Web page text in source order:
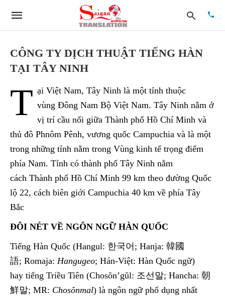
query
and
CÔNG TY DỊCH THUẬT TIẾNG HÀN
TẠI TÂY NINH
T ại Việt Nam, Tây Ninh là một tỉnh thuộc
vùng Đông Nam Bộ Việt Nam. Tây Ninh nằm ở
vị trí cầu nối giữa Thành phố Hồ Chí Minh và
thủ đô Phnôm Pênh, vương quốc Campuchia và là một
trong những tỉnh nằm trong Vùng kinh tế trọng điểm
phía Nam. Tỉnh có thành phố Tây Ninh nằm
cách Thành phố Hồ Chí Minh 99 km theo đường Quốc
lộ 22, cách biên giới Campuchia 40 km về phía Tây
Bắc
ĐÔI NÉT VỀ NGÔN NGỮ HÀN QUỐC
Tiếng Hàn Quốc (Hangul: 한국어; Hanja: 韓國
語; Romaja: Hangugeo; Hán-Việt: Hàn Quốc ngữ)
hay tiếng Triều Tiên (Chosŏn’gŭl: 조선말; Hancha: 朝
鮮말; MR: Chosŏnmal) là ngôn ngữ phổ dụng nhất